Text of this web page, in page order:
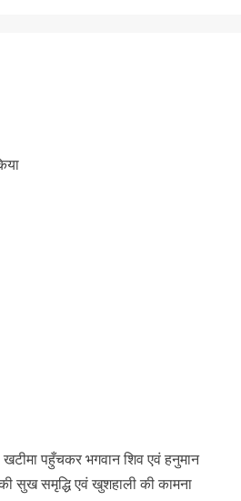
पहुँचकर भगवान शिव एवं हनुमान
सुख समृद्धि एवं खुशहाली की कामना